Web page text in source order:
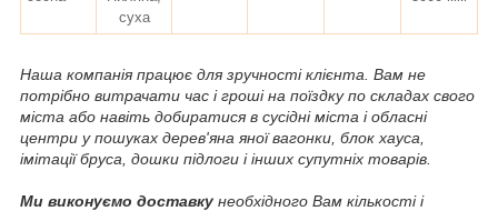
суха
Наша компанія працює для зручності клієнта. Вам не
потрібно витрачати час і гроші на поїздку по складах свого
міста або навіть добиратися в сусідні міста і обласні
центри у пошуках дерев'яна яної вагонки, блок хауса,
імітації бруса, дошки підлоги і інших супутніх товарів.
Ми виконуємо доставку необхідного Вам кількості і